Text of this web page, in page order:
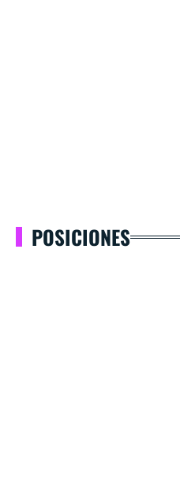
POSICIONES